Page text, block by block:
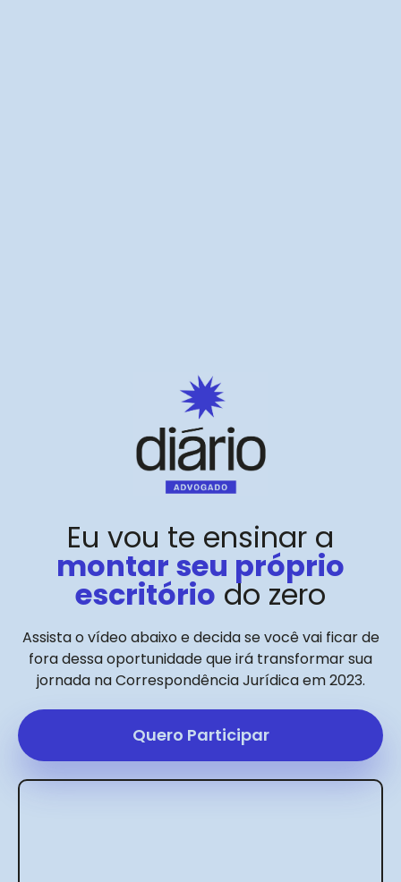
Eu vou te ensinar a
montar seu próprio
escritório do zero
Assista o vídeo abaixo e decida se você vai ficar de
fora dessa oportunidade que irá transformar sua
jornada na Correspondência Jurídica em 2023.
Quero Participar